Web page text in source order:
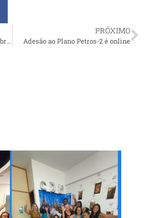
AMBEP participa de audiência sobre fundos em Brasília
PRÓXIMO
Adesão ao Plano Petros-2 é online